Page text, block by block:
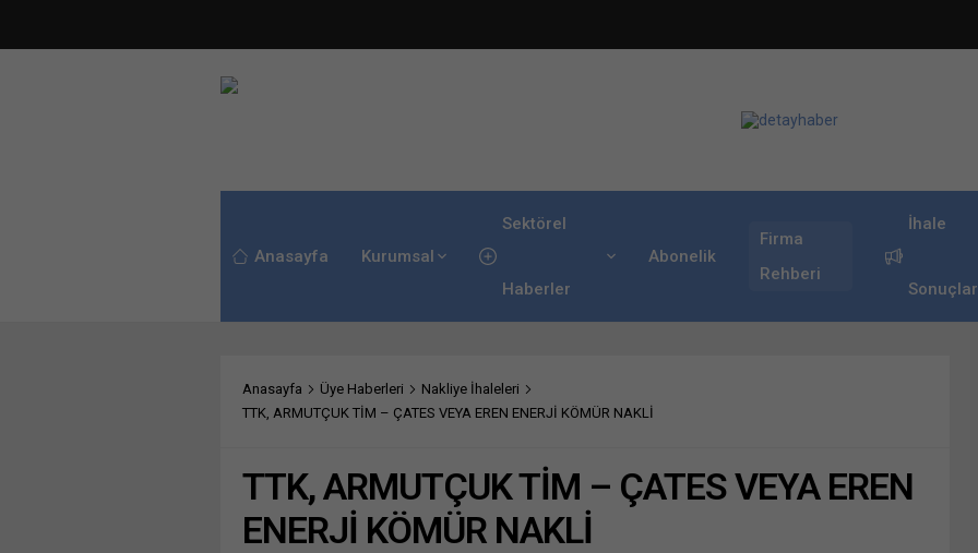
Anasayfa Kurumsal
Sektörel
Haberler
Abonelik
Firma
Rehberi
İhale
Anasayfa Üye Haberleri
Nakliye İhaleleri
TTK, ARMUTÇUK TİM – ÇATES VEYA EREN ENERJİ KÖMÜR NAKLİ
TTK, ARMUTÇUK TİM – ÇATES VEYA EREN
ENERJİ KÖMÜR NAKLİ